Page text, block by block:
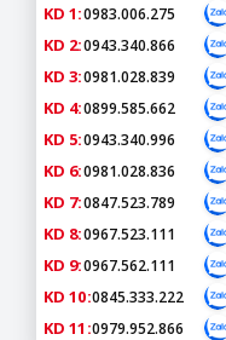
KD 1:0983.006.275
KD 2:0943.340.866
KD 3:0981.028.839
KD 4:0899.585.662
KD 5:0943.340.996
KD 6:0981.028.836
KD 7:0847.523.789
KD 8:0967.523.111
KD 9:0967.562.111
KD 10:0845.333.222
KD 11:0979.952.866